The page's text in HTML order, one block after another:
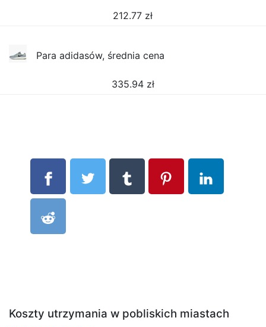
212.77 zł
Para adidasów, średnia cena
335.94 zł
Koszty utrzymania w pobliskich miastach